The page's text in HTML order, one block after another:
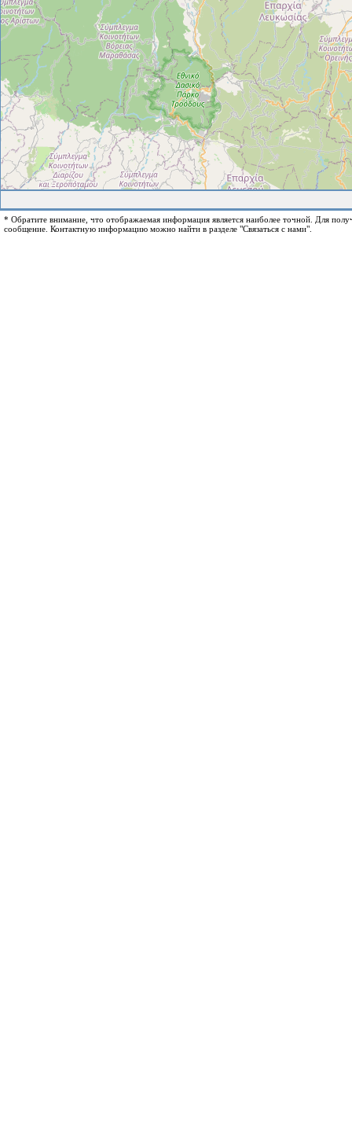
* Обратите внимание, что отображаемая информация является наиболее точной. Для
сообщение. Контактную информацию можно найти в разделе "Связаться с нами".